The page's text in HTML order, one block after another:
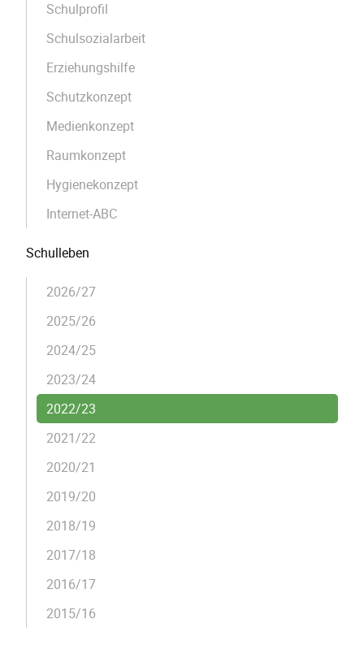
Schulprofil
Schulsozialarbeit
Erziehungshilfe
Schutzkonzept
Medienkonzept
Raumkonzept
Hygienekonzept
Internet-ABC
Schulleben
2026/27
2025/26
2024/25
2023/24
2022/23
2021/22
2020/21
2019/20
2018/19
2017/18
2016/17
2015/16